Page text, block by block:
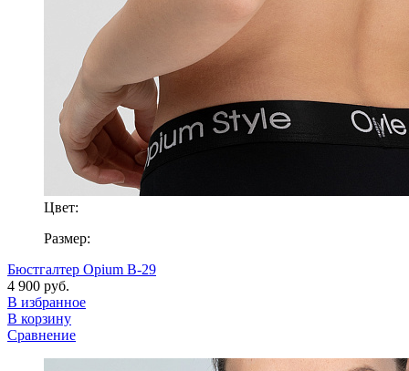
Цвет:
Размер:
Бюстгалтер Opium B-29
4 900 руб.
В избранное
В корзину
Сравнение